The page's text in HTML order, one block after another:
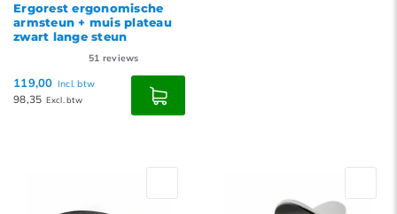
Ergorest ergonomische
armsteun + muis plateau
zwart lange steun
51 reviews
119,00 Incl. btw
98,35 Excl. btw